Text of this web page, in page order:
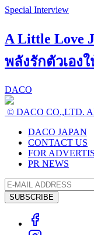
Special Interview
A Little Love
พลังรักตัวเอง
DACO
© DACO CO.,LTD.
DACO JAPAN
CONTACT US
FOR
PR NEWS